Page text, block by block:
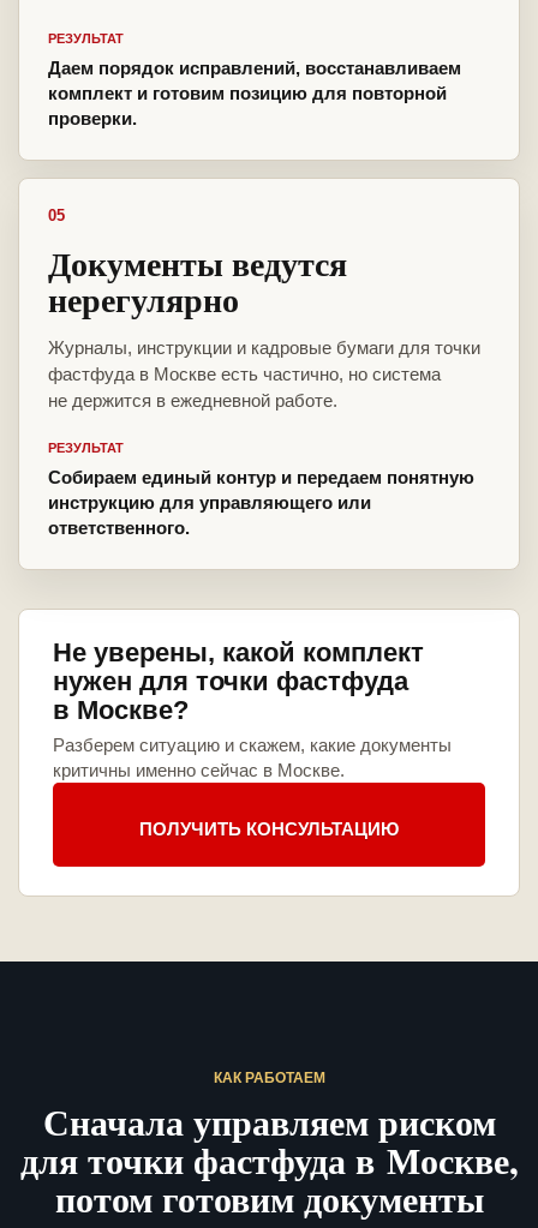
РЕЗУЛЬТАТ
Даем порядок исправлений, восстанавливаем
комплект и готовим позицию для повторной
проверки.
05
Документы ведутся
нерегулярно
Журналы, инструкции и кадровые бумаги для точки
фастфуда в Москве есть частично, но система
не держится в ежедневной работе.
РЕЗУЛЬТАТ
Собираем единый контур и передаем понятную
инструкцию для управляющего или
ответственного.
Не уверены, какой комплект
нужен для точки фастфуда
в Москве?
Разберем ситуацию и скажем, какие документы
критичны именно сейчас в Москве.
ПОЛУЧИТЬ КОНСУЛЬТАЦИЮ
КАК РАБОТАЕМ
Сначала управляем риском
для точки фастфуда в Москве,
потом готовим документы